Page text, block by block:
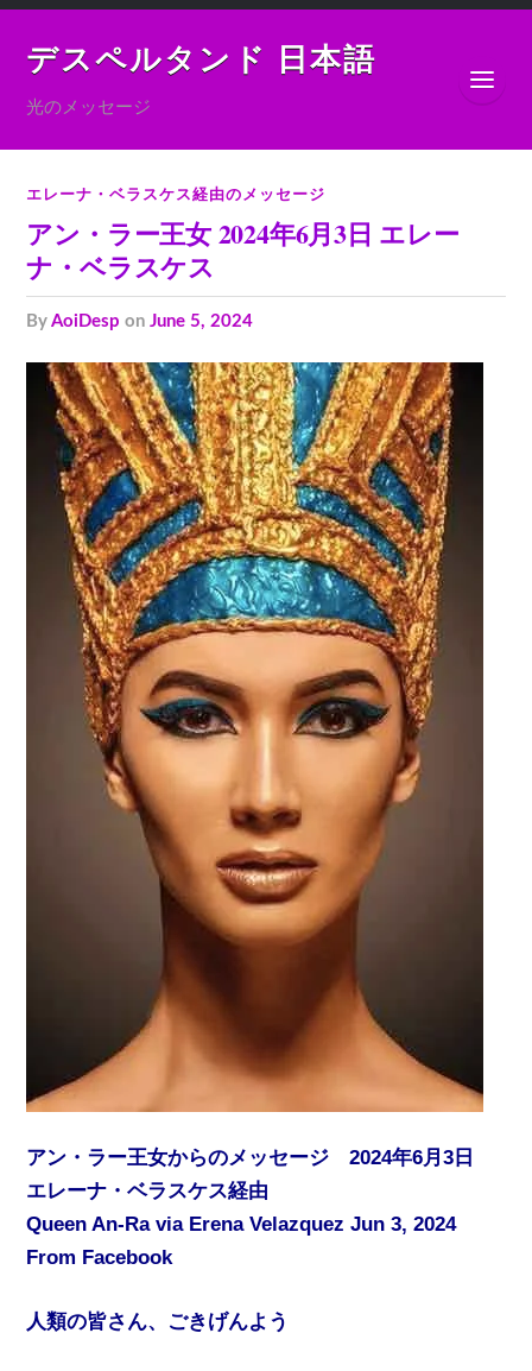
デスペルタンド 日本語
光のメッセージ
エレーナ・ベラスケス経由のメッセージ
アン・ラー王女 2024年6月3日 エレー
ナ・ベラスケス
byAoiDesp onJune 5, 2024
アン・ラー王女からのメッセージ 2024年6月3日
エレーナ・ベラスケス経由
Queen An-Ra via Erena Velazquez Jun 3, 2024
From Facebook
人類の皆さん、ごきげんよう